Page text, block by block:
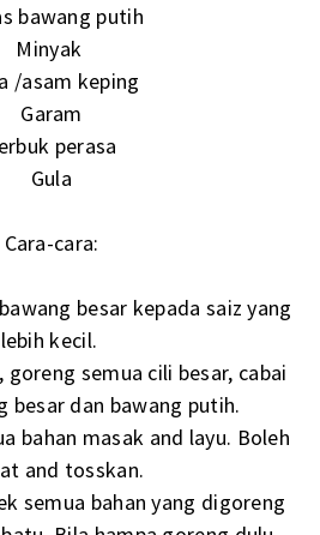
bawang putih
Minyak
/asam keping
Garam
perasa
Gula
Cara-cara:
besar kepada saiz yang
lebih kecil.
goreng semua cili besar, cabai
besar dan bawang putih.
bahan masak and layu. Boleh
and tosskan.
semua bahan yang digoreng